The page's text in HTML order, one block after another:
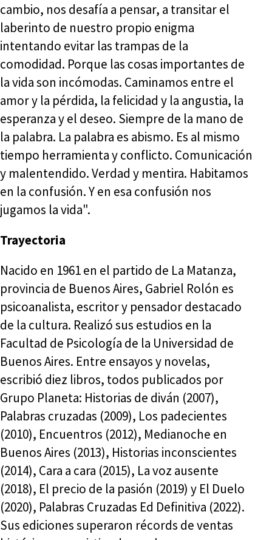
cambio, nos desafía a pensar, a transitar el
laberinto de nuestro propio enigma
intentando evitar las trampas de la
comodidad. Porque las cosas importantes de
la vida son incómodas. Caminamos entre el
amor y la pérdida, la felicidad y la angustia, la
esperanza y el deseo. Siempre de la mano de
la palabra. La palabra es abismo. Es al mismo
tiempo herramienta y conflicto. Comunicación
y malentendido. Verdad y mentira. Habitamos
en la confusión. Y en esa confusión nos
jugamos la vida".
Trayectoria
Nacido en 1961 en el partido de La Matanza,
provincia de Buenos Aires, Gabriel Rolón es
psicoanalista, escritor y pensador destacado
de la cultura. Realizó sus estudios en la
Facultad de Psicología de la Universidad de
Buenos Aires. Entre ensayos y novelas,
escribió diez libros, todos publicados por
Grupo Planeta: Historias de diván (2007),
Palabras cruzadas (2009), Los padecientes
(2010), Encuentros (2012), Medianoche en
Buenos Aires (2013), Historias inconscientes
(2014), Cara a cara (2015), La voz ausente
(2018), El precio de la pasión (2019) y El Duelo
(2020), Palabras Cruzadas Ed Definitiva (2022).
Sus ediciones superaron récords de ventas